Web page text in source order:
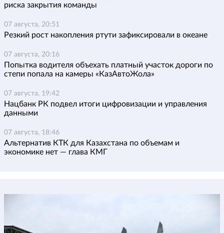
риска закрытия команды
07 августа, 20:51
Резкий рост накопления ртути зафиксировали в океане
07 августа, 20:16
Попытка водителя объехать платный участок дороги по
степи попала на камеры «КазАвтоЖола»
07 августа, 19:42
Нацбанк РК подвел итоги цифровизации и управления
данными
07 августа, 18:46
Альтернатив КТК для Казахстана по объемам и
экономике нет — глава КМГ